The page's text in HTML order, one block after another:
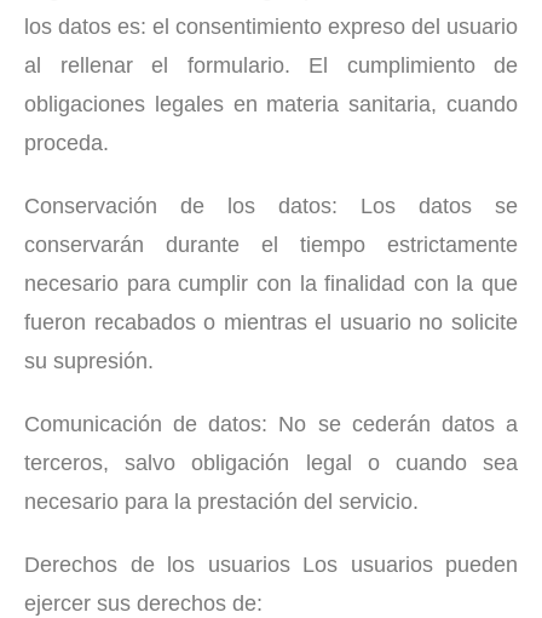
los datos es: el consentimiento expreso del usuario
al rellenar el formulario. El cumplimiento de
obligaciones legales en materia sanitaria, cuando
proceda.
Conservación de los datos: Los datos se
conservarán durante el tiempo estrictamente
necesario para cumplir con la finalidad con la que
fueron recabados o mientras el usuario no solicite
su supresión.
Comunicación de datos: No se cederán datos a
terceros, salvo obligación legal o cuando sea
necesario para la prestación del servicio.
Derechos de los usuarios Los usuarios pueden
ejercer sus derechos de: